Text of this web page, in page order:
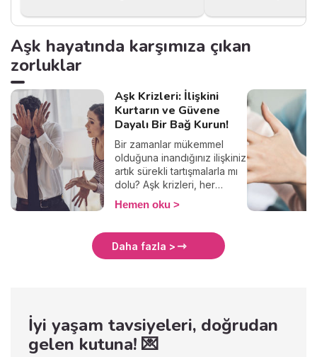
Aşk hayatında karşımıza çıkan
zorluklar
Aşk Krizleri: İlişkini
Kurtarın ve Güvene
Dayalı Bir Bağ Kurun!
Bir zamanlar mükemmel
olduğuna inandığınız ilişkiniz
artık sürekli tartışmalarla mı
dolu? Aşk krizleri, her
ilişkinin doğal bir parçasıdır,
fakat doğru yönetilmezse
krizlerden nasıl
çıkabileceğinizi ve ilişkinizi
Hemen oku
Daha fazla >
İyi yaşam tavsiyeleri, doğrudan
gelen kutuna! 💌